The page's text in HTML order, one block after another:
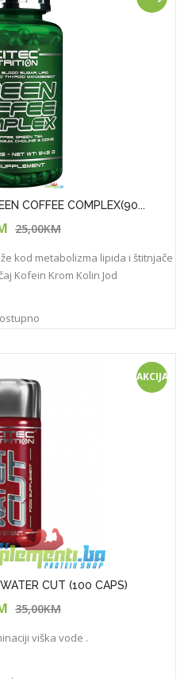
COFFEE COMPLEX(90...
25,00KM
kod metabolizma lipida i štitnjače
Kofein Krom Kolin Jod
AKCIJA
CUT (100 CAPS)
35,00KM
viška vode .